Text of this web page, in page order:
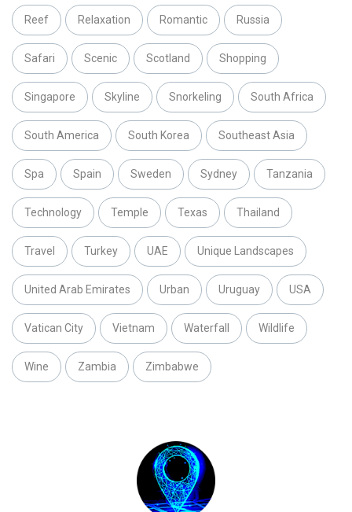
Reef Relaxation Romantic Russia
Safari Scenic Scotland Shopping
Singapore Skyline Snorkeling South Africa
South America South Korea Southeast Asia
Spa Spain Sweden Sydney Tanzania
Technology Temple Texas Thailand
Travel Turkey UAE Unique Landscapes
United Arab Emirates Urban Uruguay USA
Vatican City Vietnam Waterfall Wildlife
Wine Zambia Zimbabwe